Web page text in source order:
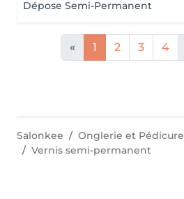
Dépose Semi-Permanent
« 1 2 3 4
Salonkee Onglerie et Pédicure
Vernis semi-permanent